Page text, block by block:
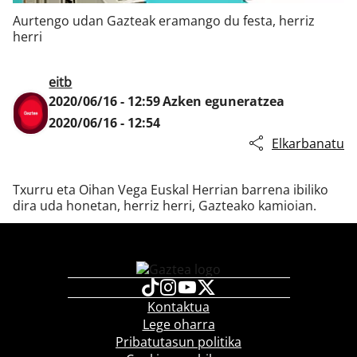
Aurtengo udan Gazteak eramango du festa, herriz
herri
eitb
2020/06/16 - 12:59Azken eguneratzea
2020/06/16 - 12:54
Elkarbanatu
Txurru eta Oihan Vega Euskal Herrian barrena ibiliko
dira uda honetan, herriz herri, Gazteako kamioian.
Kontaktua
Lege oharra
Pribatutasun politika